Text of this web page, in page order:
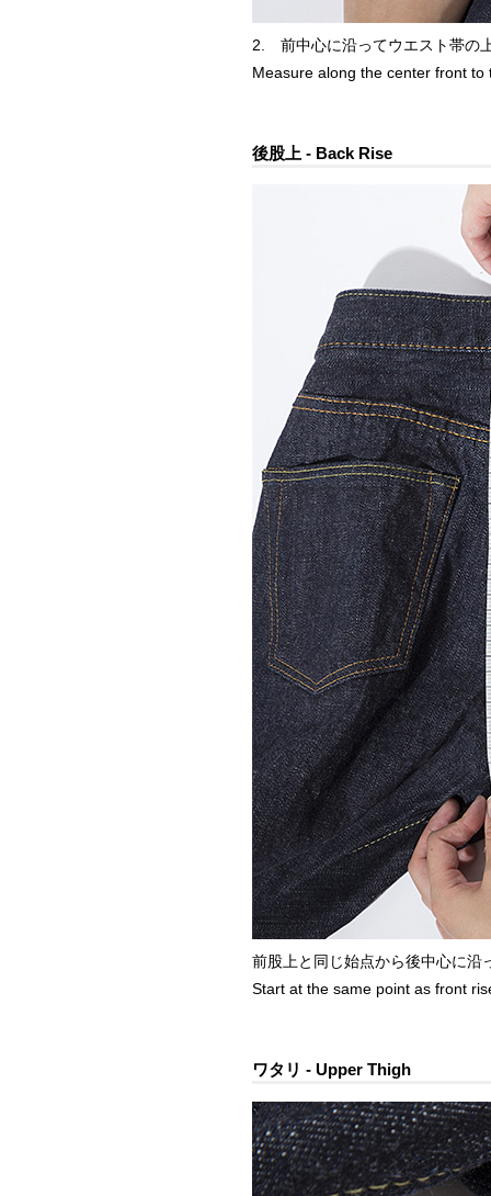
2. 前中心に沿ってウエスト帯の
Measure along the center front
後股上 - Back Rise
前股上と同じ始点から後中心に沿
Start at the same point as front
ワタリ - Upper Thigh